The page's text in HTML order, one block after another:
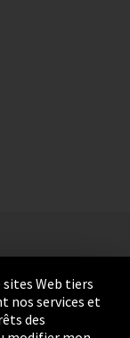
Web tiers
nos services et
des